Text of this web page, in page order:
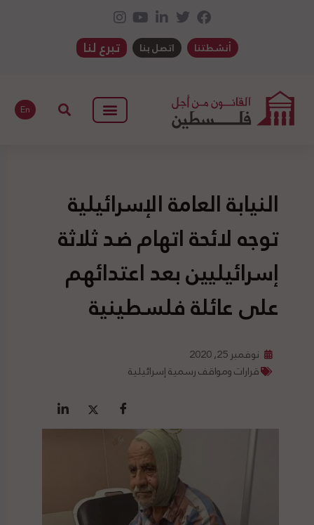
أنشطتنا اتصل بنا تبرع لنا
En
النيابة العامة الإسرائيلية
توجه لائحة اتهام ضد ثلاثة
إسرائيليين بعد اعتدائهم
على عائلة فلسطينية
نوفمبر 25, 2020
قرارات ومواقف رسمية إسرائيلية